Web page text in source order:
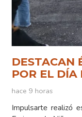
DESTACAN
POR EL DÍA
hace 9 horas
Impulsarte realizó